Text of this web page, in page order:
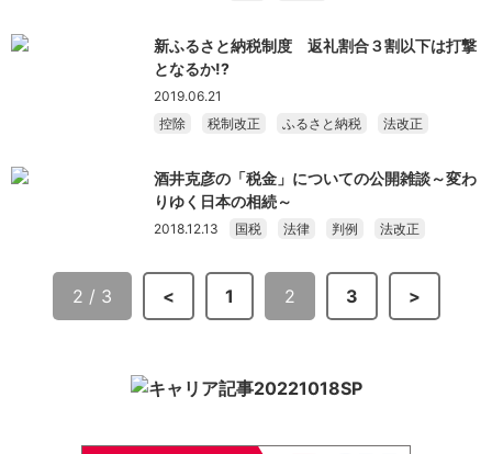
新ふるさと納税制度 返礼割合３割以下は打撃
となるか!?
2019.06.21
控除
税制改正 ふるさと納税 法改正
酒井克彦の「税金」についての公開雑談～変わ
りゆく日本の相続～
2018.12.13 国税 法律 判例 法改正
2 / 3 < 1 2 3 >